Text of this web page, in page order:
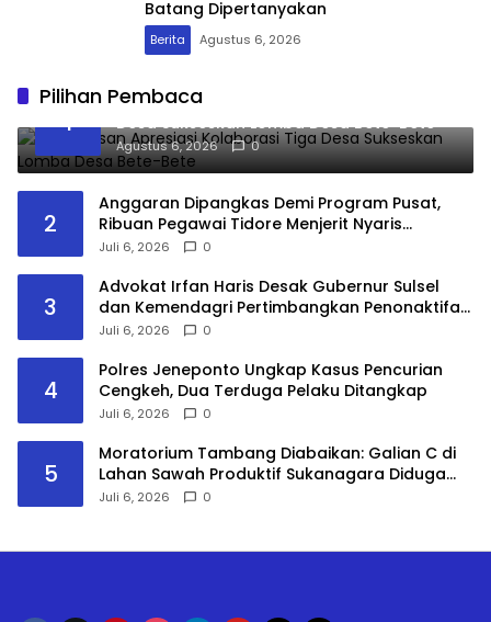
Batang Dipertanyakan
Berita Agustus 6, 2026
Pilihan Pembaca
1
Bupati Iksan Apresiasi Kolaborasi Tiga
Desa Sukseskan Lomba Desa Bete-Bete
Agustus 6, 2026 0
2
​Anggaran Dipangkas Demi Program Pusat,
Ribuan Pegawai Tidore Menjerit Nyaris
Nganggur
Juli 6, 2026 0
3
Advokat Irfan Haris Desak Gubernur Sulsel
dan Kemendagri Pertimbangkan Penonaktifan
Bupati Gowa
Juli 6, 2026 0
4
Polres Jeneponto Ungkap Kasus Pencurian
Cengkeh, Dua Terduga Pelaku Ditangkap
Juli 6, 2026 0
5
Moratorium Tambang Diabaikan: Galian C di
Lahan Sawah Produktif Sukanagara Diduga
Ilegal, Warga Desak Segera Disegel
Juli 6, 2026 0